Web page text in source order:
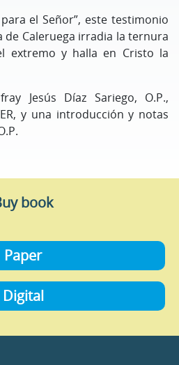
el Señor”, este testimonio
Caleruega irradia la ternura
extremo y halla en Cristo la
Jesús Díaz Sariego, O.P.,
y una introducción y notas
book
Paper
Digital